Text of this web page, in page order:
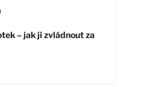
– jak ji zvládnout za